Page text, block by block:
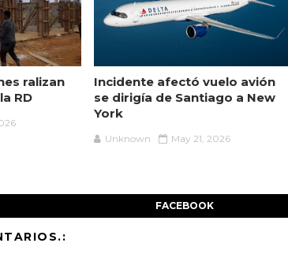
ralizan
RD
Incidente afectó vuelo avión
se dirigía de Santiago a New
York
Unknown May 21, 2026
FACEBOOK